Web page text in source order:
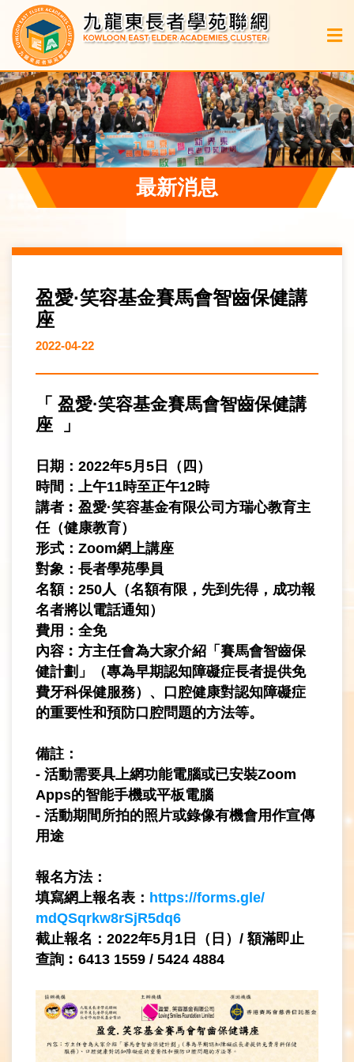
最新消息
盈愛·笑容基金賽馬會智齒保健講
座
2022-04-22
「 盈愛·笑容基金賽馬會智齒保健講
座 」
日期：2022年5月5日（四）
時間：上午11時至正午12時
講者︰盈愛·笑容基金有限公司方瑞心教育主
任（健康教育）
形式：Zoom網上講座
對象：長者學苑學員
名額：250人（名額有限，先到先得，成功報
名者將以電話通知）
費用：全免
內容︰方主任會為大家介紹「賽馬會智齒保
健計劃」（專為早期認知障礙症長者提供免
費牙科保健服務）、 口腔健康對認知障礙症
的重要性和預防口腔問題的方法等。
備註：
- 活動需要具上網功能電腦或已安裝Zoom
Apps的智能手機或平板電腦
- 活動期間所拍的照片或錄像有機會用作宣傳
用途
報名方法：
填寫網上報名表： https://forms.gle/
mdQSqrkw8rSjR5dq6
截止報名：2022年5月1日（日）/ 額滿即止
查詢︰6413 1559 / 5424 4884